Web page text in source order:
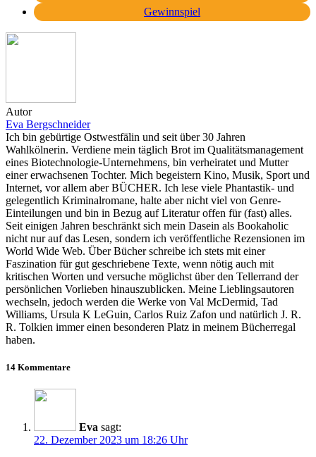
Gewinnspiel
Autor
Eva Bergschneider
Ich bin gebürtige Ostwestfälin und seit über 30 Jahren
Wahlkölnerin. Verdiene mein täglich Brot im Qualitätsmanagement
eines Biotechnologie-Unternehmens, bin verheiratet und Mutter
einer erwachsenen Tochter. Mich begeistern Kino, Musik, Sport und
Internet, vor allem aber BÜCHER. Ich lese viele Phantastik- und
gelegentlich Kriminalromane, halte aber nicht viel von Genre-
Einteilungen und bin in Bezug auf Literatur offen für (fast) alles.
Seit einigen Jahren beschränkt sich mein Dasein als Bookaholic
nicht nur auf das Lesen, sondern ich veröffentliche Rezensionen im
World Wide Web. Über Bücher schreibe ich stets mit einer
Faszination für gut geschriebene Texte, wenn nötig auch mit
kritischen Worten und versuche möglichst über den Tellerrand der
persönlichen Vorlieben hinauszublicken. Meine Lieblingsautoren
wechseln, jedoch werden die Werke von Val McDermid, Tad
Williams, Ursula K LeGuin, Carlos Ruiz Zafon und natürlich J. R.
R. Tolkien immer einen besonderen Platz in meinem Bücherregal
haben.
14 Kommentare
Eva sagt:
22. Dezember 2023 um 18:26 Uhr